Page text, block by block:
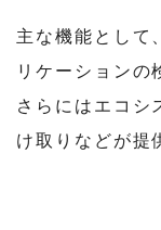
主な機能として
リケーションの
さらにはエコシ
け取りなどが提